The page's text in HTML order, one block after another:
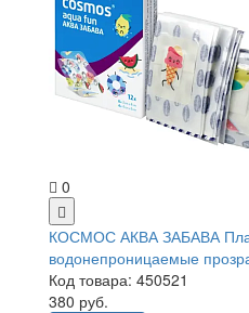
0
КОСМОС АКВА ЗАБАВА
водонепроницаемые
Код товара: 450521
380 руб.